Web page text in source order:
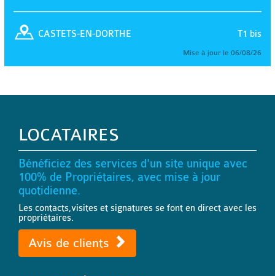
T1 bis
CASTETS-EN-DORTHE
Mise à jour le 06/08/26
LOCATAIRES
Bénéficiez des services d'un site unique avec
100% de Propriétaires, avec mise à jour
quotidienne.
Les contacts,visites et signatures se font en direct avec les
propriétaires.
Avis de clients